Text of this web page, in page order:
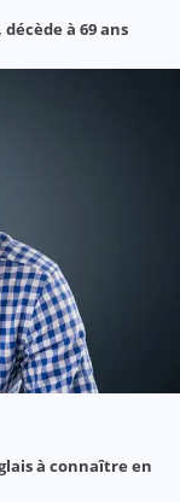
à 69 ans
à connaître en